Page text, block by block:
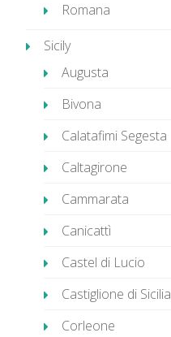
Romana
Sicily
Augusta
Bivona
Calatafimi Segesta
Caltagirone
Cammarata
Canicattì
Castel di Lucio
Castiglione di Sicilia
Corleone